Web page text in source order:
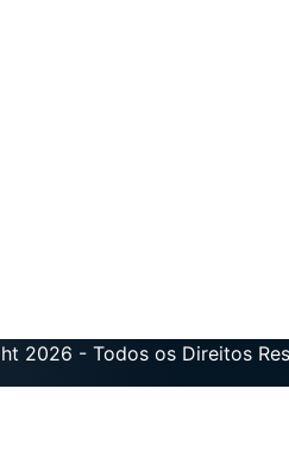
2026 - Todos os Direitos